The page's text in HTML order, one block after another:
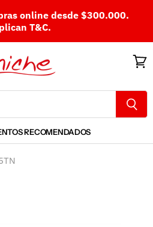
online desde $300.000.
T&C.
RECOMENDADOS